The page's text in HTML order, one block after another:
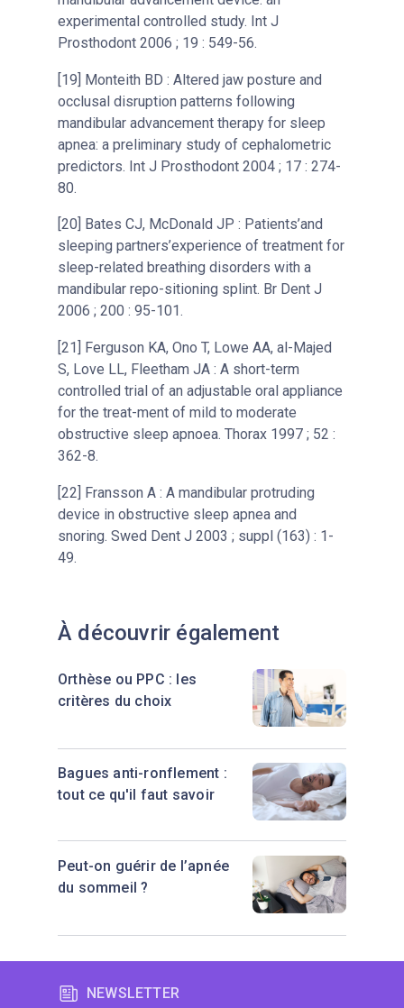
experimental controlled study. Int J
Prosthodont 2006 ; 19 : 549-56.
[19] Monteith BD : Altered jaw posture and
occlusal disruption patterns following
mandibular advancement therapy for sleep
apnea: a preliminary study of cephalometric
predictors. Int J Prosthodont 2004 ; 17 : 274-
80.
[20] Bates CJ, McDonald JP : Patients’and
sleeping partners’experience of treatment for
sleep-related breathing disorders with a
mandibular repo-sitioning splint. Br Dent J
2006 ; 200 : 95-101.
[21] Ferguson KA, Ono T, Lowe AA, al-Majed
S, Love LL, Fleetham JA : A short-term
controlled trial of an adjustable oral appliance
for the treat-ment of mild to moderate
obstructive sleep apnoea. Thorax 1997 ; 52 :
362-8.
[22] Fransson A : A mandibular protruding
device in obstructive sleep apnea and
snoring. Swed Dent J 2003 ; suppl (163) : 1-
49.
À découvrir également
Orthèse ou PPC : les
critères du choix
Bagues anti-ronflement :
tout ce qu'il faut savoir
Peut-on guérir de l’apnée
du sommeil ?
NEWSLETTER